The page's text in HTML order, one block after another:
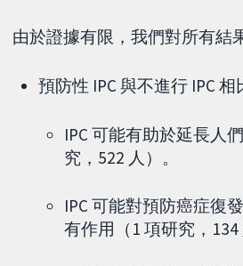
由於證據有限，我們對所有結
預防性 IPC 與不進行 IPC 相
IPC 可能有助於延長人
究，522 人）。
IPC 可能對預防癌症復
有作用（1 項研究，134